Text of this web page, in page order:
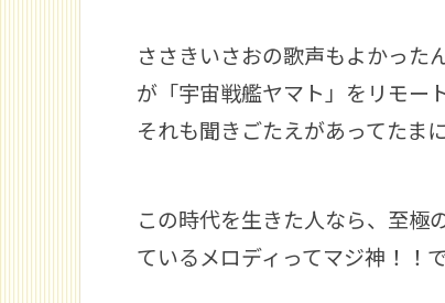
ささきいさおの歌声もよかっ
が「宇宙戦艦ヤマト」をリモー
それも聞きごたえがあってたま
この時代を生きた人なら、至
ているメロディってマジ神！！